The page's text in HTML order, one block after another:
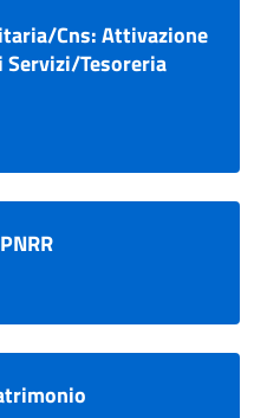
Cns: Attivazione
Servizi/Tesoreria